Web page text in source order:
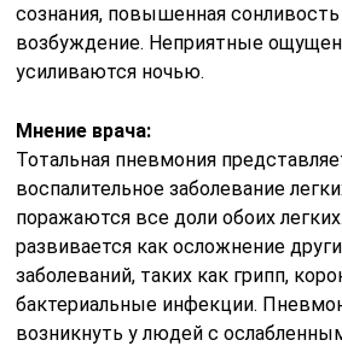
сознания, повышенная
возбуждение. Неприятные
усиливаются ночью.
Мнение врача:
Тотальная пневмония
воспалительное заболевание
поражаются все доли обоих
развивается как осложнение
заболеваний, таких как грипп,
бактериальные инфекции.
возникнуть у людей с